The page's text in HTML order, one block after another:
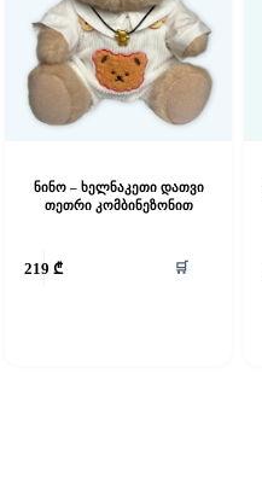
ნინო – ხელნაკეთი დათვი
თეთრი კომბინეზონით
219₾ 🛒